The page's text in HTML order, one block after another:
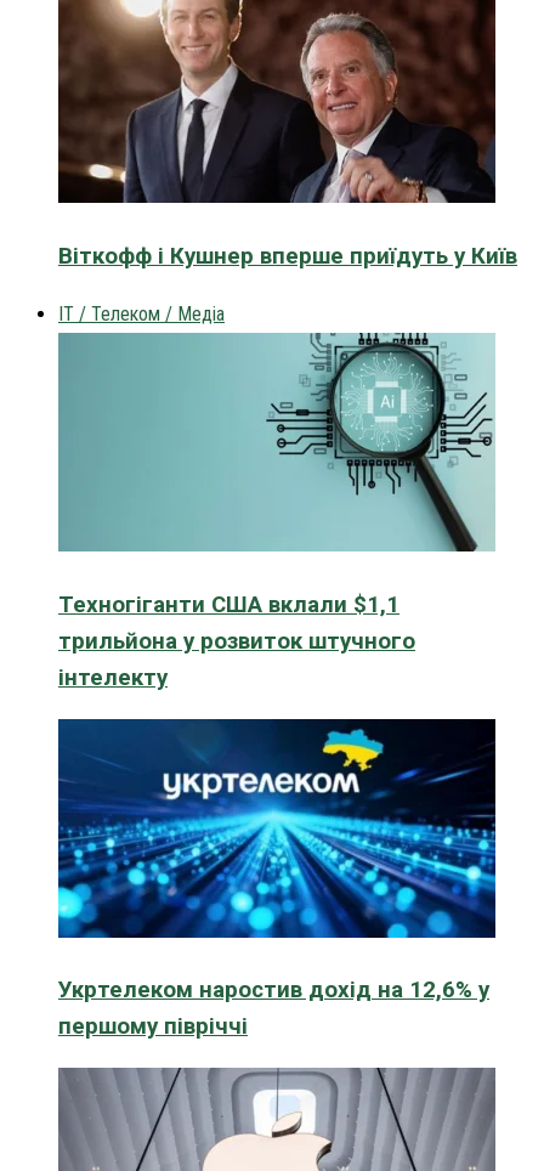
Віткофф і Кушнер вперше приїдуть у Київ
IT / Телеком / Медіа
Техногіганти США вклали $1,1
трильйона у розвиток штучного
інтелекту
Укртелеком наростив дохід на 12,6% у
першому півріччі